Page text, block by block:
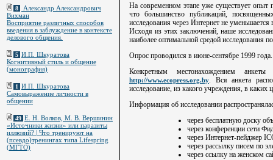
На современном этапе уже существует опыт
что большинство публикаций,
исследования через Интернет не
Исходя из этих заключений, наше
наиболее оптимальной средой исследования
Опрос проводился в июне-сентябре 1999
Конкретным местонахождением
http://www.ecopress.org.by . Вся анкета
исследование, из какого учреждения, в каких
Информация об исследовании
через бесплатную доску
через конференции сети
через Интернет-пейджер
через рассылку писем по
через ссылку на женском
8
Александр Александрович
Вихман
Восприятие различных способов
введения в заблуждение в контексте
делового общения.
5 И.П. Шкуратова
Когнитивный стиль и общение
(монография)
1 И.П. Шкуратова
Самовыражение личности в
общении
49 Е. Н. Волков, М. В. Вершинин
«Источники жизни» или паразиты
иллюзий? | Что тренируют на
(псевдо)тренингах типа Lifespring
(МГТО)